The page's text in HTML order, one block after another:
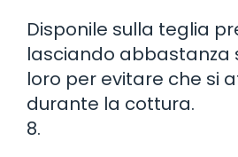
Disponile sulla teglia
lasciando abbastanza
loro per evitare che si
durante la cottura.
8.